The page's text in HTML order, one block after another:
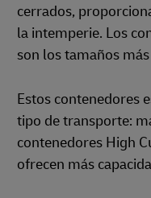
cerrados,
la intemperie. Los
son los tamaños
Estos contenedores
tipo de transporte:
contenedores High
ofrecen más